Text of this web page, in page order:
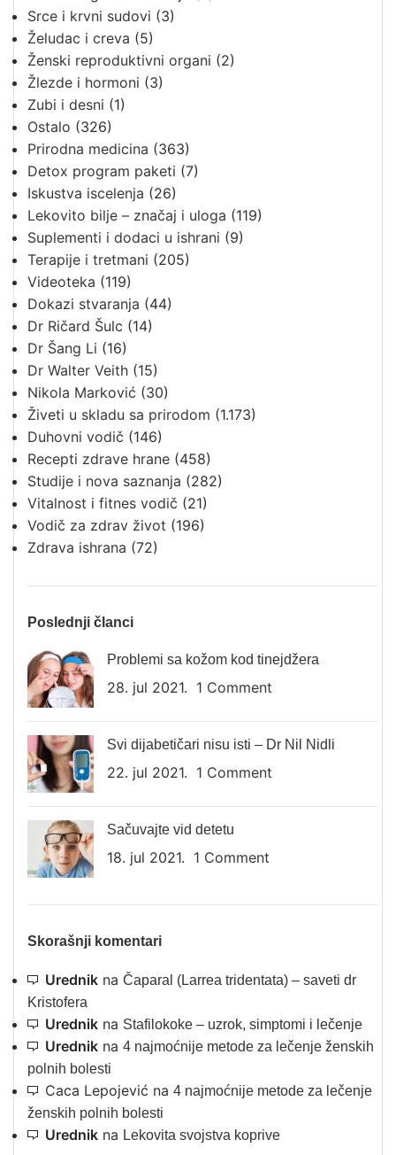
Srce i krvni sudovi (3)
Želudac i creva (5)
Ženski reproduktivni organi (2)
Žlezde i hormoni (3)
Zubi i desni (1)
Ostalo (326)
Prirodna medicina (363)
Detox program paketi (7)
Iskustva iscelenja (26)
Lekovito bilje – značaj i uloga (119)
Suplementi i dodaci u ishrani (9)
Terapije i tretmani (205)
Videoteka (119)
Dokazi stvaranja (44)
Dr Ričard Šulc (14)
Dr Šang Li (16)
Dr Walter Veith (15)
Nikola Marković (30)
Živeti u skladu sa prirodom (1.173)
Duhovni vodič (146)
Recepti zdrave hrane (458)
Studije i nova saznanja (282)
Vitalnost i fitnes vodič (21)
Vodič za zdrav život (196)
Zdrava ishrana (72)
Poslednji članci
Problemi sa kožom kod tinejdžera
28. jul 2021. 1 Comment
Svi dijabetičari nisu isti – Dr Nil Nidli
22. jul 2021. 1 Comment
Sačuvajte vid detetu
18. jul 2021. 1 Comment
Skorašnji komentari
Urednik na Čaparal (Larrea tridentata) – saveti dr
Kristofera
Urednik na Stafilokoke – uzrok, simptomi i lečenje
Urednik na 4 najmoćnije metode za lečenje ženskih
polnih bolesti
Caca Lepojević na 4 najmoćnije metode za lečenje
ženskih polnih bolesti
Urednik na Lekovita svojstva koprive